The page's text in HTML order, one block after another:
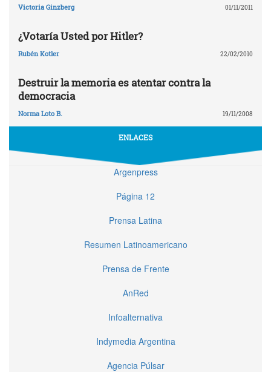
Victoria Ginzberg 01/11/2011
¿Votaría Usted por Hitler?
Rubén Kotler 22/02/2010
Destruir la memoria es atentar contra la
democracia
Norma Loto B. 19/11/2008
ENLACES
Argenpress
Página 12
Prensa Latina
Resumen Latinoamericano
Prensa de Frente
AnRed
Infoalternativa
Indymedia Argentina
Agencia Púlsar